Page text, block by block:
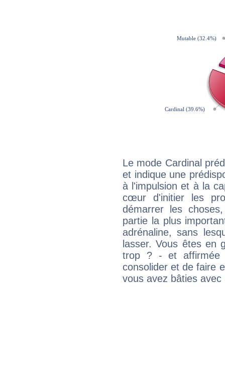
Le mode Cardinal
et indique une
à l'impulsion et à la
cœur d'initier les
démarrer les
partie la plus
adrénaline, sans
lasser. Vous êtes en
trop ? - et affirmée
consolider et de faire
vous avez bâties avec